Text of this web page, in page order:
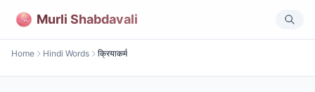
Murli Shabdavali
Home Hindi Words क्रियाकर्म